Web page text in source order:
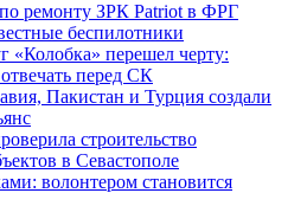
ремонту ЗРК Patriot в ФРГ
беспилотники
«Колобка» перешел черту:
перед СК
Пакистан и Турция создали
строительство
в Севастополе
волонтером становится